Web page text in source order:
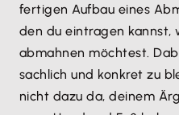
fertigen Aufbau eines
den du eintragen kannst,
abmahnen möchtest.
sachlich und konkret zu
nicht dazu da, deinem